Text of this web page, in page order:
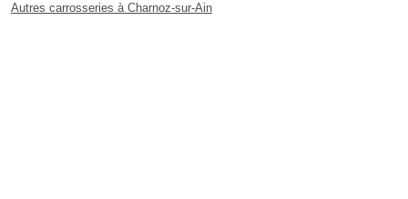
Autres carrosseries à Charnoz-sur-Ain